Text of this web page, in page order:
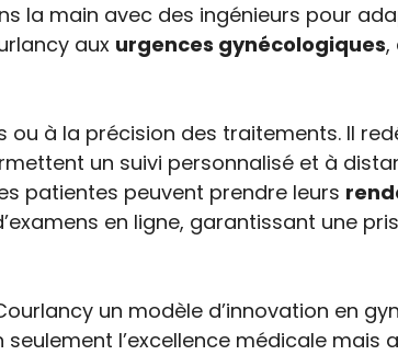
la main avec des ingénieurs pour
aux urgences gynécologiques,
ou à la précision des traitements. Il
un suivi personnalisé et à
patientes peuvent prendre leurs
en ligne, garantissant une
un modèle d’innovation en
l’excellence médicale mais